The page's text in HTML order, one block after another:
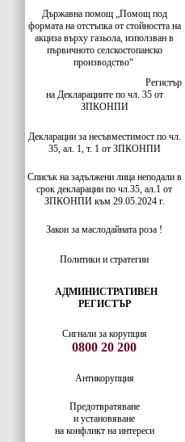
Държавна помощ „Помощ под
формата на отстъпка от стойността на
акциза върху газьола, използван в
първичното селскостопанско
производство“
Регистър
на Декларациите по чл. 35 от
ЗПКОНПИ
Декларации за несъвместимост по чл.
35, ал. 1, т. 1 от ЗПКОНПИ
Списък на задължени лица неподали в
срок декларации по чл.35, ал.1 от
ЗПКОНПИ към 29.05.2024 г.
Закон за маслодайната роза !
Политики и стратегии
АДМИНИСТРАТИВЕН
РЕГИСТЪР
Сигнали за корупция
0800 20 200
Антикорупция
Предотвратяване
и установяване
на конфликт на интереси